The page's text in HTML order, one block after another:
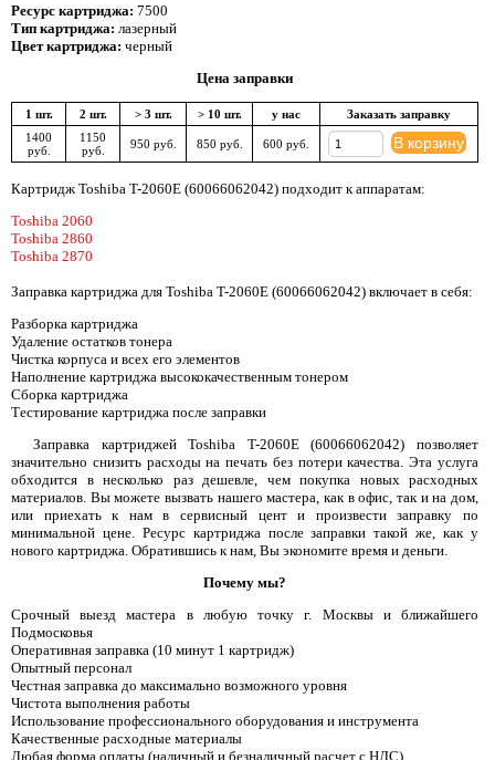
Ресурс картриджа: 7500
Тип картриджа: лазерный
Цвет картриджа: черный
Цена заправки
1 шт. 2 шт. > 3 шт. > 10 шт. у нас
Заказать заправку
1400
руб.
1150
руб.
950 руб. 850 руб. 600 руб. В корзину
Картридж Toshiba T-2060E (60066062042) подходит к аппаратам:
Toshiba 2060
Toshiba 2860
Toshiba 2870
Заправка картриджа для Toshiba T-2060E (60066062042) включает в себя:
Разборка картриджа
Удаление остатков тонера
Чистка корпуса и всех его элементов
Наполнение картриджа высококачественным тонером
Сборка картриджа
Тестирование картриджа после заправки
Заправка картриджей Toshiba T-2060E (60066062042) позволяет
значительно снизить расходы на печать без потери качества. Эта услуга
обходится в несколько раз дешевле, чем покупка новых расходных
материалов. Вы можете вызвать нашего мастера, как в офис, так и на дом,
или приехать к нам в сервисный цент и произвести заправку по
минимальной цене. Ресурс картриджа после заправки такой же, как у
нового картриджа. Обратившись к нам, Вы экономите время и деньги.
Почему мы?
Срочный выезд мастера в любую точку г. Москвы и ближайшего
Подмосковья
Оперативная заправка (10 минут 1 картридж)
Опытный персонал
Честная заправка до максимально возможного уровня
Чистота выполнения работы
Использование профессионального оборудования и инструмента
Качественные расходные материалы
Любая форма оплаты (наличный и безналичный расчет с НДС)